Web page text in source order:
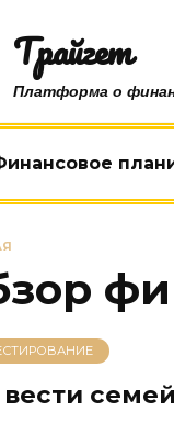
Трайгет
Платформа о
вести